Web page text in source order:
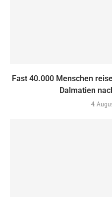
Fast 40.000 Menschen
Dalmatien
4.